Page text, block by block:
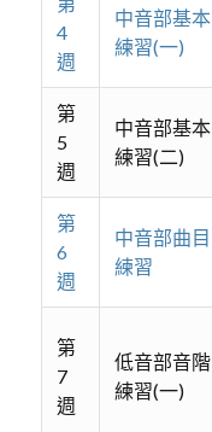
4
週
中音部基本
練習(一)
第
5
週
中音部基本
練習(二)
第
6
週
中音部曲目
練習
第
7
週
低音部音階
練習(一)